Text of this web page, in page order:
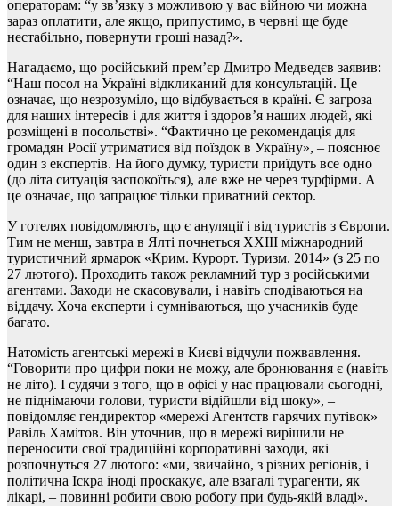
операторам: “у зв’язку з можливою у вас війною чи можна
зараз оплатити, але якщо, припустимо, в червні ще буде
нестабільно, повернути гроші назад?».
Нагадаємо, що російський прем’єр Дмитро Медведєв заявив:
“Наш посол на Україні відкликаний для консультацій. Це
означає, що незрозуміло, що відбувається в країні. Є загроза
для наших інтересів і для життя і здоров’я наших людей, які
розміщені в посольстві». “Фактично це рекомендація для
громадян Росії утриматися від поїздок в Україну», – пояснює
один з експертів. На його думку, туристи приїдуть все одно
(до літа ситуація заспокоїться), але вже не через турфірми. А
це означає, що запрацює тільки приватний сектор.
У готелях повідомляють, що є ануляції і від туристів з Європи.
Тим не менш, завтра в Ялті почнеться XXIII міжнародний
туристичний ярмарок «Крим. Курорт. Туризм. 2014» (з 25 по
27 лютого). Проходить також рекламний тур з російськими
агентами. Заходи не скасовували, і навіть сподіваються на
віддачу. Хоча експерти і сумніваються, що учасників буде
багато.
Натомість агентські мережі в Києві відчули пожвавлення.
“Говорити про цифри поки не можу, але бронювання є (навіть
не літо). І судячи з того, що в офісі у нас працювали сьогодні,
не піднімаючи голови, туристи відійшли від шоку», –
повідомляє гендиректор «мережі Агентств гарячих путівок»
Равіль Хамітов. Він уточнив, що в мережі вирішили не
переносити свої традиційні корпоративні заходи, які
розпочнуться 27 лютого: «ми, звичайно, з різних регіонів, і
політична Іскра іноді проскакує, але взагалі турагенти, як
лікарі, – повинні робити свою роботу при будь-якій владі».